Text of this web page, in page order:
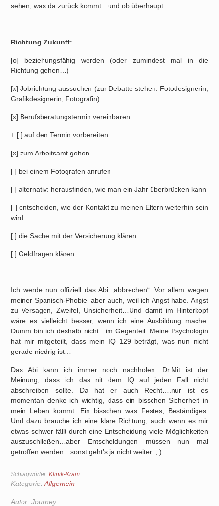
sehen, was da zurück kommt…und ob überhaupt…
Richtung Zukunft:
[o] beziehungsfähig werden (oder zumindest mal in die
Richtung gehen…)
[x] Jobrichtung aussuchen (zur Debatte stehen: Fotodesignerin,
Grafikdesignerin, Fotografin)
[x] Berufsberatungstermin vereinbaren
+ [ ] auf den Termin vorbereiten
[x] zum Arbeitsamt gehen
[ ] bei einem Fotografen anrufen
[ ] alternativ: herausfinden, wie man ein Jahr überbrücken kann
[ ] entscheiden, wie der Kontakt zu meinen Eltern weiterhin sein
wird
[ ] die Sache mit der Versicherung klären
[ ] Geldfragen klären
Ich werde nun offiziell das Abi „abbrechen“. Vor allem wegen
meiner Spanisch-Phobie, aber auch, weil ich Angst habe. Angst
zu Versagen, Zweifel, Unsicherheit…Und damit im Hinterkopf
wäre es vielleicht besser, wenn ich eine Ausbildung mache.
Dumm bin ich deshalb nicht…im Gegenteil. Meine Psychologin
hat mir mitgeteilt, dass mein IQ 129 beträgt, was nun nicht
gerade niedrig ist…
Das Abi kann ich immer noch nachholen. Dr.Mit ist der
Meinung, dass ich das nit dem IQ auf jeden Fall nicht
abschreiben sollte. Da hat er auch Recht….nur ist es
momentan denke ich wichtig, dass ein bisschen Sicherheit in
mein Leben kommt. Ein bisschen was Festes, Beständiges.
Und dazu brauche ich eine klare Richtung, auch wenn es mir
etwas schwer fällt durch eine Entscheidung viele Möglichkeiten
auszuschließen…aber Entscheidungen müssen nun mal
getroffen werden…sonst geht’s ja nicht weiter. ; )
Schlagwörter:Klinik-Kram
Kategorie: Allgemein
Autor: Journey